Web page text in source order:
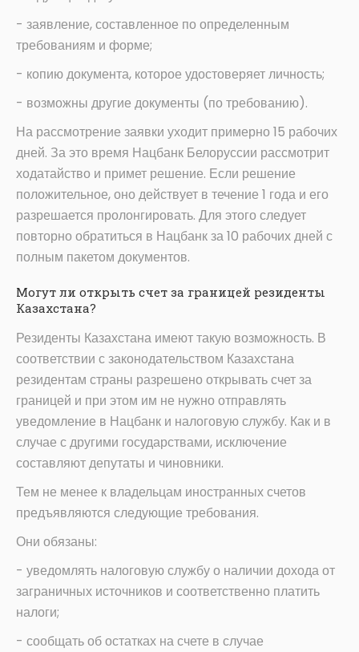
- заявление, составленное по определенным
требованиям и форме;
- копию документа, которое удостоверяет личность;
- возможны другие документы (по требованию).
На рассмотрение заявки уходит примерно 15 рабочих
дней. За это время Нацбанк Белоруссии рассмотрит
ходатайство и примет решение. Если решение
положительное, оно действует в течение 1 года и его
разрешается пролонгировать. Для этого следует
повторно обратиться в Нацбанк за 10 рабочих дней с
полным пакетом документов.
Могут ли открыть счет за границей резиденты
Казахстана?
Резиденты Казахстана имеют такую возможность. В
соответствии с законодательством Казахстана
резидентам страны разрешено открывать счет за
границей и при этом им не нужно отправлять
уведомление в Нацбанк и налоговую службу. Как и в
случае с другими государствами, исключение
составляют депутаты и чиновники.
Тем не менее к владельцам иностранных счетов
предъявляются следующие требования.
Они обязаны:
- уведомлять налоговую службу о наличии дохода от
заграничных источников и соответственно платить
налоги;
- сообщать об остатках на счете в случае